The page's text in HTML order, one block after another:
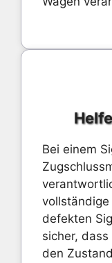
Bei einem
defekten
sicher,
den